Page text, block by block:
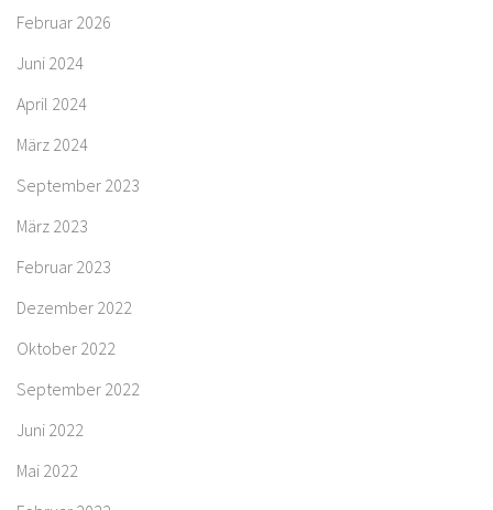
Februar 2026
Juni 2024
April 2024
März 2024
September 2023
März 2023
Februar 2023
Dezember 2022
Oktober 2022
September 2022
Juni 2022
Mai 2022